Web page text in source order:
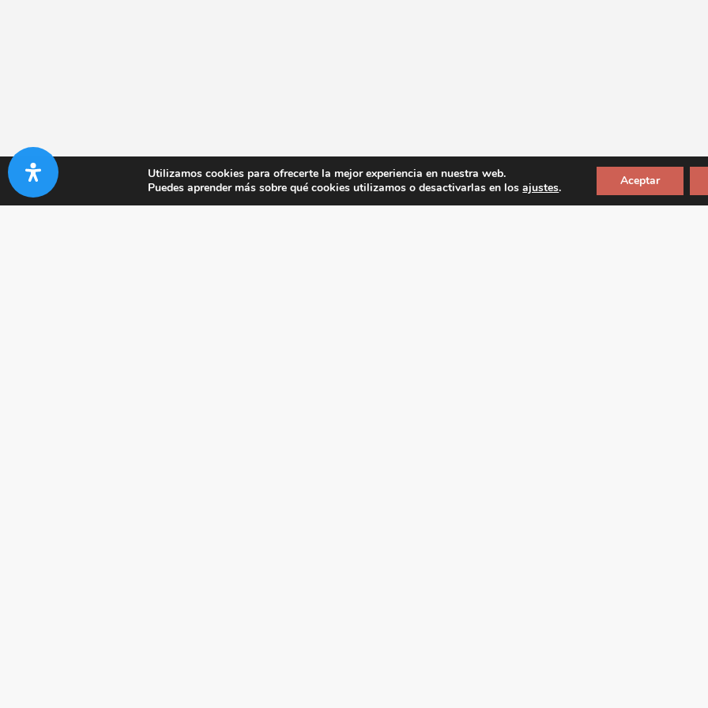
Utilizamos cookies para ofrecerte la mejor experiencia en nuestra web.
Puedes aprender más sobre qué cookies utilizamos o desactivarlas en losajustes. Aceptar